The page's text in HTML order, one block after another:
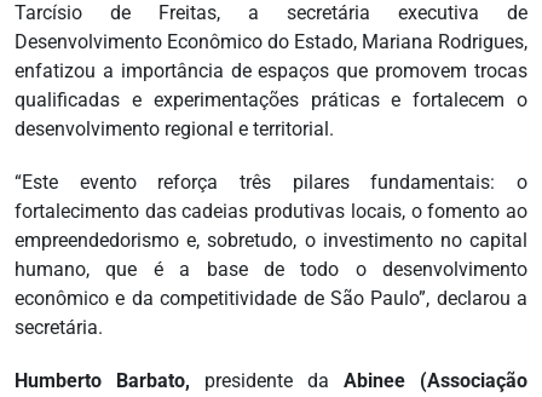
Tarcísio de Freitas, a secretária executiva de
Desenvolvimento Econômico do Estado, Mariana Rodrigues,
enfatizou a importância de espaços que promovem trocas
qualificadas e experimentações práticas e fortalecem o
desenvolvimento regional e territorial.
“Este evento reforça três pilares fundamentais: o
fortalecimento das cadeias produtivas locais, o fomento ao
empreendedorismo e, sobretudo, o investimento no capital
humano, que é a base de todo o desenvolvimento
econômico e da competitividade de São Paulo”, declarou a
secretária.
Humberto Barbato, presidente da Abinee (Associação